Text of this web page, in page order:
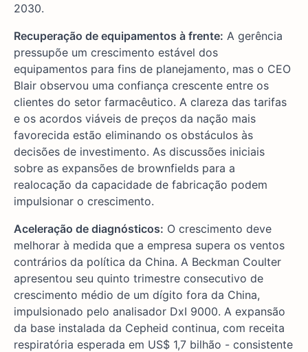
2030.
Recuperação de equipamentos à frente: A gerência
pressupõe um crescimento estável dos
equipamentos para fins de planejamento, mas o CEO
Blair observou uma confiança crescente entre os
clientes do setor farmacêutico. A clareza das tarifas
e os acordos viáveis de preços da nação mais
favorecida estão eliminando os obstáculos às
decisões de investimento. As discussões iniciais
sobre as expansões de brownfields para a
realocação da capacidade de fabricação podem
impulsionar o crescimento.
Aceleração de diagnósticos: O crescimento deve
melhorar à medida que a empresa supera os ventos
contrários da política da China. A Beckman Coulter
apresentou seu quinto trimestre consecutivo de
crescimento médio de um dígito fora da China,
impulsionado pelo analisador DxI 9000. A expansão
da base instalada da Cepheid continua, com receita
respiratória esperada em US$ 1,7 bilhão - consistente